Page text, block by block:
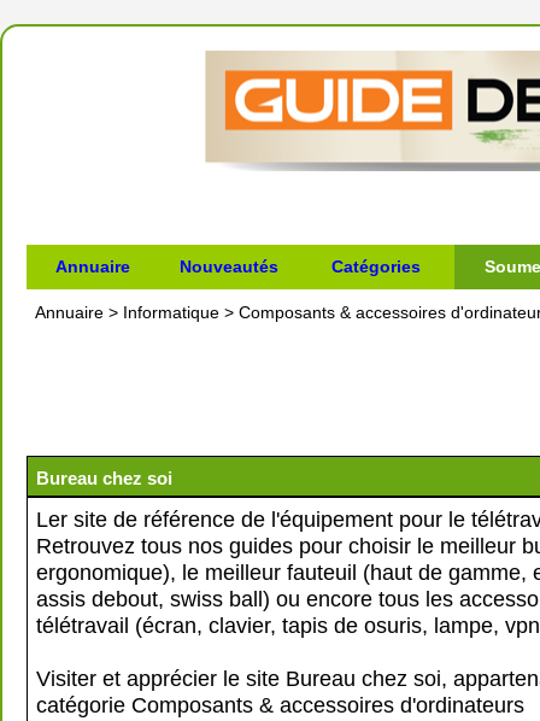
Annuaire Nouveautés Catégories
Annuaire > Informatique > Composants & accessoires
Bureau chez soi
Ler site de référence de l'équipement pour le
Retrouvez tous nos guides pour choisir le meilleur
ergonomique), le meilleur fauteuil (haut de gamme,
assis debout, swiss ball) ou encore tous les
télétravail (écran, clavier, tapis de osuris, lampe,
Visiter et apprécier le site Bureau chez soi,
catégorie Composants & accessoires d'ordinateurs